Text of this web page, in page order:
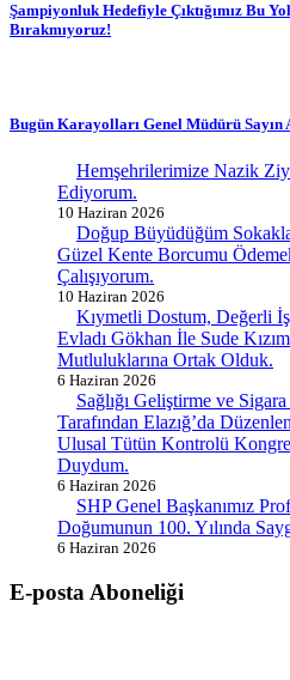
Şampiyonluk Hedefiyle Çıktığımız Bu
Bırakmıyoruz!
Bugün Karayolları Genel Müdürü
Hemşehrilerimize Nazik
Ediyorum.
10 Haziran 2026
Doğup Büyüdüğüm
Güzel Kente Borcumu
Çalışıyorum.
10 Haziran 2026
Kıymetli Dostum, Değerli
Evladı Gökhan İle Sude
Mutluluklarına Ortak Olduk.
6 Haziran 2026
Sağlığı Geliştirme ve
Tarafından Elazığ’da
Ulusal Tütün Kontrolü
Duydum.
6 Haziran 2026
SHP Genel Başkanımız
Doğumunun 100. Yılında
6 Haziran 2026
E-posta Aboneliği